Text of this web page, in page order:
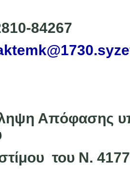
Απόφασης
του Ν. 4177/